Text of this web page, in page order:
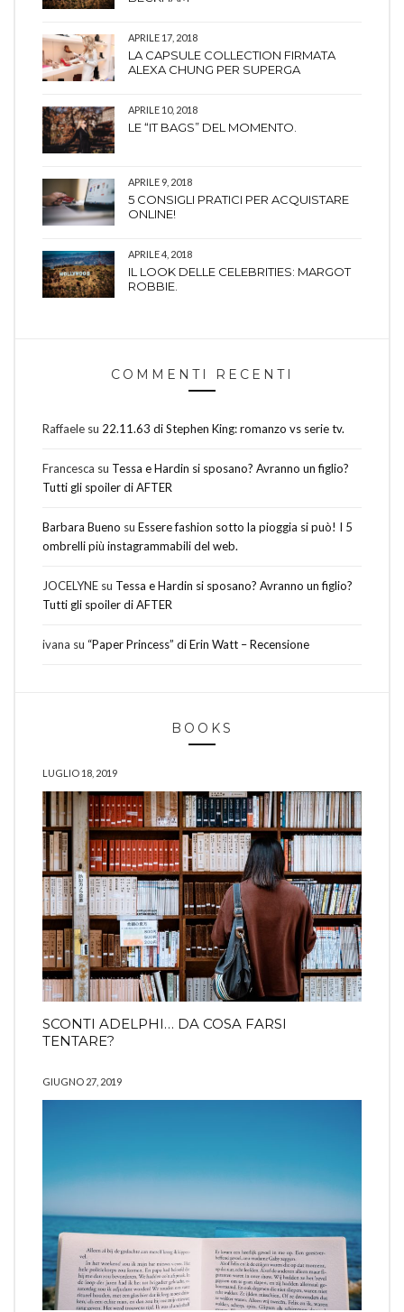
APRILE 17, 2018
LA CAPSULE COLLECTION FIRMATA
ALEXA CHUNG PER SUPERGA
APRILE 10, 2018
LE “IT BAGS” DEL MOMENTO.
APRILE 9, 2018
5 CONSIGLI PRATICI PER ACQUISTARE
ONLINE!
APRILE 4, 2018
IL LOOK DELLE CELEBRITIES: MARGOT
ROBBIE.
COMMENTI RECENTI
Raffaele su 22.11.63 di Stephen King: romanzo vs serie tv.
Francesca su Tessa e Hardin si sposano? Avranno un figlio?
Tutti gli spoiler di AFTER
Barbara Bueno su Essere fashion sotto la pioggia si può! I 5
ombrelli più instagrammabili del web.
JOCELYNE su Tessa e Hardin si sposano? Avranno un figlio?
Tutti gli spoiler di AFTER
ivana su “Paper Princess” di Erin Watt – Recensione
BOOKS
LUGLIO 18, 2019
SCONTI ADELPHI… DA COSA FARSI
TENTARE?
GIUGNO 27, 2019